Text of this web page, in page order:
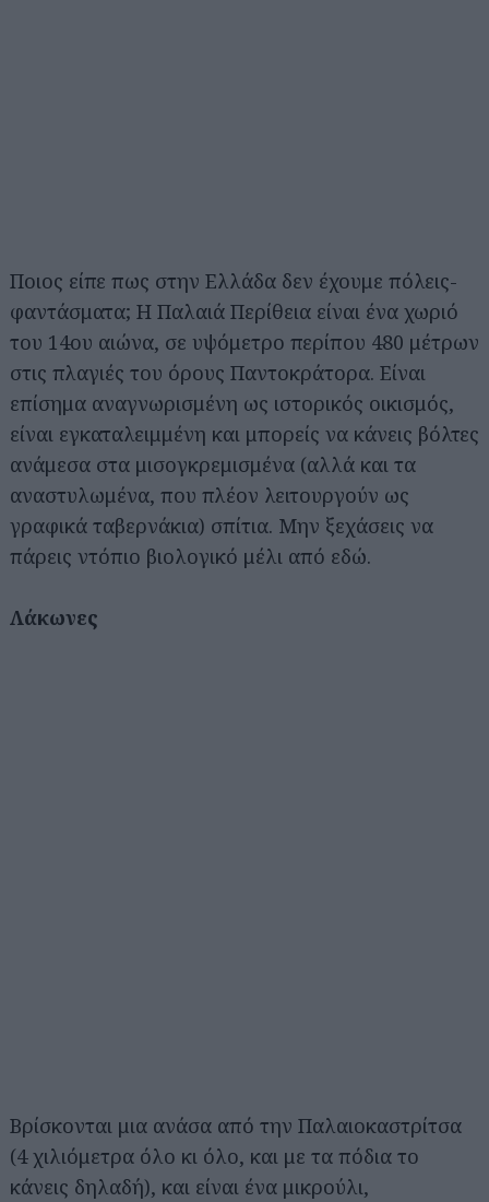
Ποιος είπε πως στην Ελλάδα δεν έχουμε πόλεις-
φαντάσματα; Η Παλαιά Περίθεια είναι ένα χωριό
του 14ου αιώνα, σε υψόμετρο περίπου 480 μέτρων
στις πλαγιές του όρους Παντοκράτορα. Είναι
επίσημα αναγνωρισμένη ως ιστορικός οικισμός,
είναι εγκαταλειμμένη και μπορείς να κάνεις βόλτες
ανάμεσα στα μισογκρεμισμένα (αλλά και τα
αναστυλωμένα, που πλέον λειτουργούν ως
γραφικά ταβερνάκια) σπίτια. Μην ξεχάσεις να
πάρεις ντόπιο βιολογικό μέλι από εδώ.
Λάκωνες
Βρίσκονται μια ανάσα από την Παλαιοκαστρίτσα
(4 χιλιόμετρα όλο κι όλο, και με τα πόδια το
κάνεις δηλαδή), και είναι ένα μικρούλι,